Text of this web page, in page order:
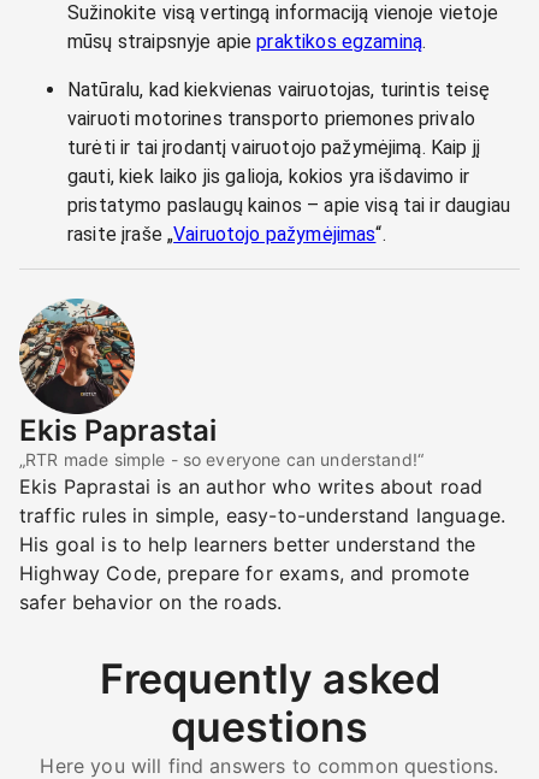
Sužinokite visą vertingą informaciją vienoje vietoje
mūsų straipsnyje apiepraktikos egzaminą.
Natūralu, kad kiekvienas vairuotojas, turintis teisę
vairuoti motorines transporto priemones privalo
turėti ir tai įrodantį vairuotojo pažymėjimą. Kaip jį
gauti, kiek laiko jis galioja, kokios yra išdavimo ir
pristatymo paslaugų kainos – apie visą tai ir daugiau
rasite įraše „Vairuotojo pažymėjimas“.
Ekis Paprastai
„RTR made simple - so everyone can understand!“
Ekis Paprastai is an author who writes about road
traffic rules in simple, easy-to-understand language.
His goal is to help learners better understand the
Highway Code, prepare for exams, and promote
safer behavior on the roads.
Frequently asked
questions
Here you will find answers to common questions.